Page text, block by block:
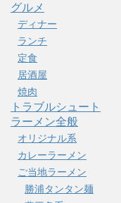
グルメ
ディナー
ランチ
定食
居酒屋
焼肉
トラブルシュート
ラーメン全般
オリジナル系
カレーラーメン
ご当地ラーメン
勝浦タンタン麺